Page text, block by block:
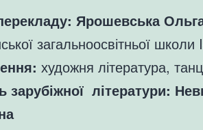
Ярошевська
загальноосвітньої
художня література,
зарубіжної літератури: